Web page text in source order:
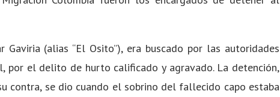
Gaviria (alias “El Osito”), era buscado por las autoridades
por el delito de hurto calificado y agravado. La detención,
contra, se dio cuando el sobrino del fallecido capo estaba